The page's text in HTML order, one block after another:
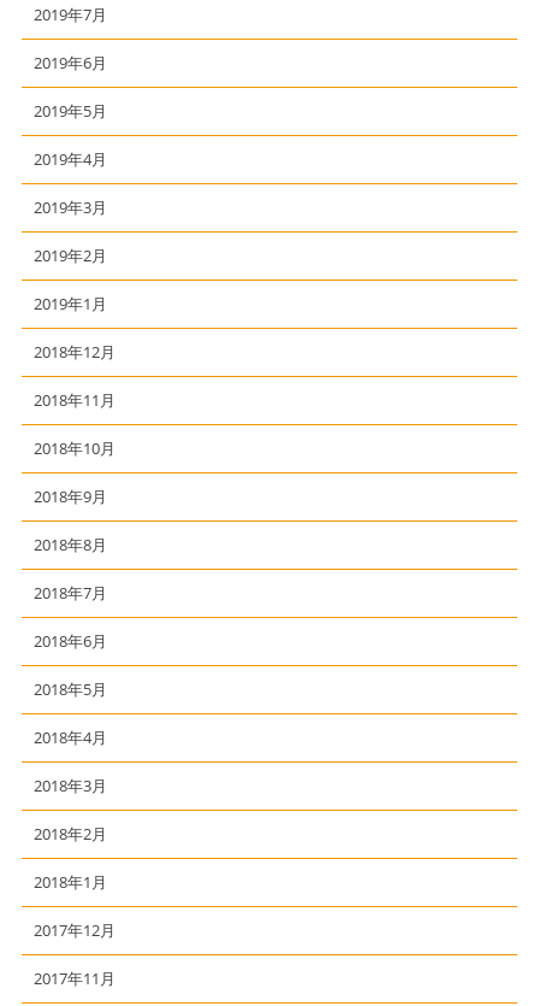
2019年7月
2019年6月
2019年5月
2019年4月
2019年3月
2019年2月
2019年1月
2018年12月
2018年11月
2018年10月
2018年9月
2018年8月
2018年7月
2018年6月
2018年5月
2018年4月
2018年3月
2018年2月
2018年1月
2017年12月
2017年11月